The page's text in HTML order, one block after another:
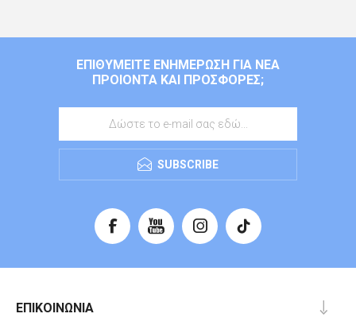
ΕΠΙΘΥΜΕΊΤΕ ΕΝΗΜΈΡΩΣΗ ΓΙΑ ΝΈΑ
ΠΡΟΙΌΝΤΑ ΚΑΙ ΠΡΟΣΦΟΡΈΣ;
SUBSCRIBE
ΕΠΙΚΟΙΝΩΝΊΑ